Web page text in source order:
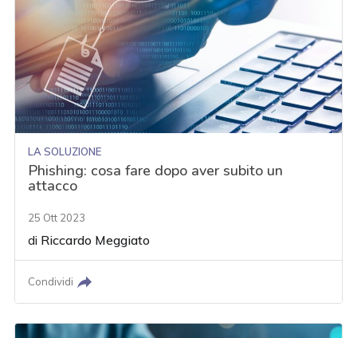
LA SOLUZIONE
Phishing: cosa fare dopo aver subito un
attacco
25 Ott 2023
di Riccardo Meggiato
Condividi